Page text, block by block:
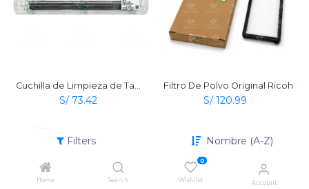
Filters Nombre (A-Z)
Home Search
0
Wishlist Account
S/ 73.42
Filtro De Polvo Original Ricoh
S/ 120.99
ORIGINAL